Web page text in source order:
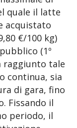
quale il latte
acquistato
€/100 kg)
(1º
raggiunto tale
continua, sia
di gara, fino
Fissando il
periodo, il